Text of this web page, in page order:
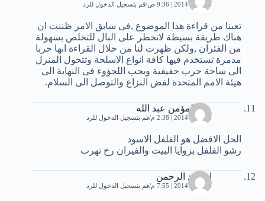
15 يناير، 2014 | 9:36 ص قم بتسجيل الدخول للرد
تعبنا من قراءة هذا الموضوع ,فى سابق الامر ظننت ان
هناك طريقة بسيطة لاتخطر على البال للتخلص بسهولة
من الفئران ,ولكن ظهرت لنا من خلال القراءة انها حربا
مدمرة تستخدم فيها كافة انواع الاسلحة وتتحول المنزل
الى ساحة حرب حقيقية ويجب اللجؤوء فى النهاية الى
هيئة الامم المتحدة لفض النزاع والتوصل الى السلام.
عبد المؤمن عبد الله
15 يناير، 2014 | 2:38 م قم بتسجيل الدخول للرد
الحل الافضل هو الفلفل الاسود
رشو الفلفل بزوايا البيت والفيران رح تهرب
ام عبد الرحمن
15 يناير، 2014 | 7:55 م قم بتسجيل الدخول للرد